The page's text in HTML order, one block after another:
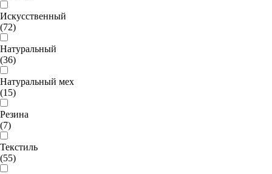
Искусственный
(72)
Натуральный
(36)
Натуральный мех
(15)
Резина
(7)
Текстиль
(55)